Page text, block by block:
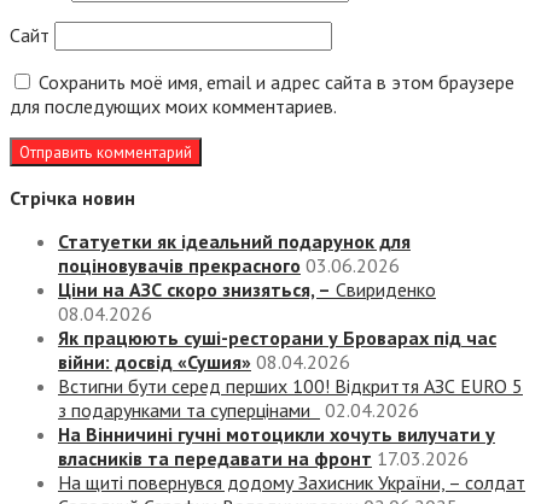
Сайт
Сохранить моё имя, email и адрес сайта в этом браузере
для последующих моих комментариев.
Стрічка новин
Статуетки як ідеальний подарунок для
поціновувачів прекрасного 03.06.2026
Ціни на АЗС скоро знизяться, – Свириденко
08.04.2026
Як працюють суші-ресторани у Броварах під час
війни: досвід «Сушия» 08.04.2026
Встигни бути серед перших 100! Відкриття АЗС EURO 5
з подарунками та суперцінами
02.04.2026
На Вінничині гучні мотоцикли хочуть вилучати у
власників та передавати на фронт 17.03.2026
На щиті повернувся додому Захисник України, – солдат